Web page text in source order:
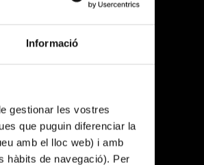
Informació
gestionar les vostres
que puguin diferenciar la
amb el lloc web) i amb
hàbits de navegació). Per